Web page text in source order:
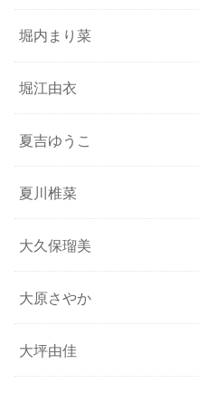
堀内まり菜
堀江由衣
夏吉ゆうこ
夏川椎菜
大久保瑠美
大原さやか
大坪由佳